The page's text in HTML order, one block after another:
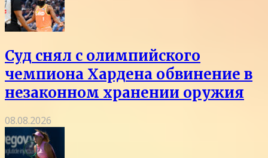
Суд снял с олимпийского
чемпиона Хардена обвинение в
незаконном хранении оружия
08.08.2026